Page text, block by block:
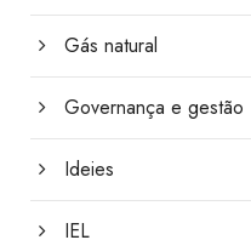
Gás natural
Governança e gestão
Ideies
IEL